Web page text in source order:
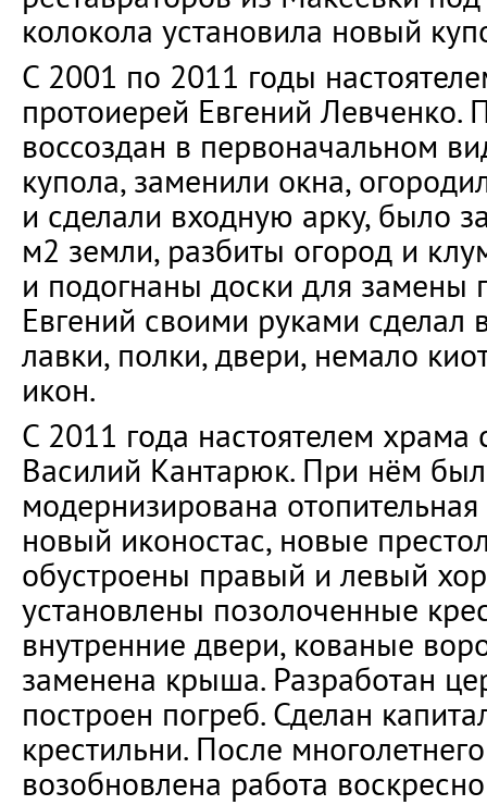
колокола установила новый
С 2001 по 2011 годы
протоиерей Евгений
воссоздан в первоначальном
купола, заменили окна,
и сделали входную арку, было
м2 земли, разбиты огород и
и подогнаны доски для замены
Евгений своими руками сделал
лавки, полки, двери, немало
икон.
С 2011 года настоятелем храма
Василий Кантарюк. При нём
модернизирована
новый иконостас, новые
обустроены правый и левый
установлены позолоченные
внутренние двери, кованые
заменена крыша. Разработан
построен погреб. Сделан
крестильни. После
возобновлена работа